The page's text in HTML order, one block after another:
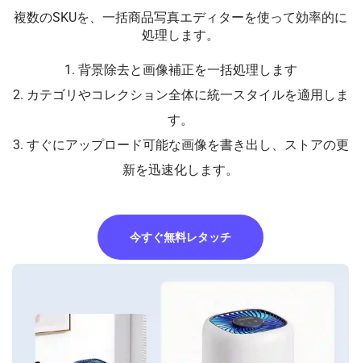
複数のSKUを、一括商品写真エディターを使って効率的に
処理します。
1. 背景除去と画像補正を一括処理します
2. カテゴリやコレクション全体に統一スタイルを適用しま
す。
3. すぐにアップロード可能な画像を書き出し、ストアの更
新を迅速化します。
今すぐ無料レタッチ